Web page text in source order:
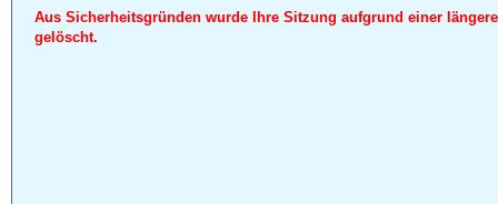
Aus Sicherheitsgründen wurde Ihre Sitzung aufgrund einer
gelöscht.